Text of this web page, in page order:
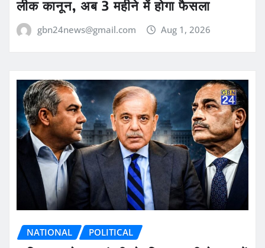
लीक कानून, अब 3 महीने में होगा फैसला
gbn24news@gmail.com Aug 1, 2026
NATIONAL POLITICAL